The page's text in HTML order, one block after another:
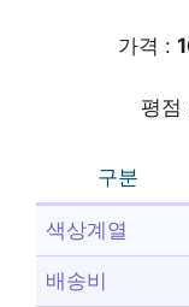
가격 :
평
구분
색상계열
배송비